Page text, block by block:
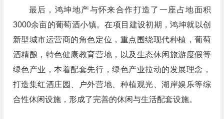
最后，鸿坤地产与怀来合作打造了一座占地面积
3000余亩的葡萄酒小镇。在项目建设初期，鸿坤就以创
新型城市运营商的角色定位，重点围绕现代种植，葡萄
酒精酿，特色健康教育营地，以及生态休闲旅游度假等
绿色产业，本着配套先行，绿色产业拉动的发展理念，
打造集红酒庄园、户外营地、种植观光、湖岸娱乐等综
合性休闲设施，形成了完善的休闲与生活配套设施。